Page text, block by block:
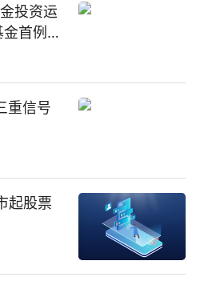
投资运
首例期
重信号
起股票